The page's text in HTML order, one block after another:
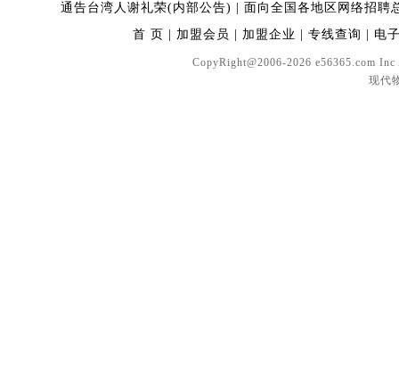
通告台湾人谢礼荣(内部公告)
面向全国各地区网络招聘
首 页
加盟会员 加盟企业 专线查询 电
CopyRight@2006-2026 e56365.com
现代